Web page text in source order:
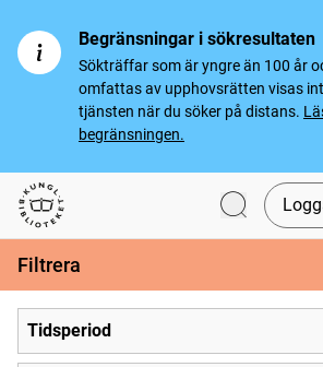
Begränsningar i sökresultaten
Sökträffar som är yngre än 100 år
omfattas av upphovsrätten visas
tjänsten när du söker på distans.
begränsningen.
Svenska tidningar
Filtrera
Tidsperiod